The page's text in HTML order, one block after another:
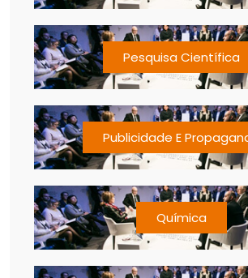
Pesquisa Científica
Publicidade E
Química